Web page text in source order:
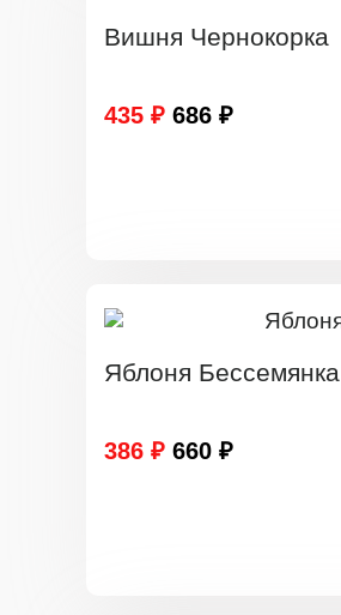
Вишня Чернокорка
435 ₽ 686 ₽
Яблоня Бессемянка
386 ₽ 660 ₽